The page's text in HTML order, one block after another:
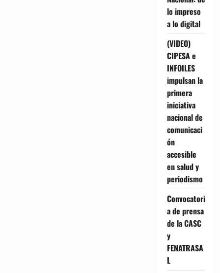
lo impreso
a lo digital
(VIDEO)
CIPESA e
INFOILES
impulsan la
primera
iniciativa
nacional de
comunicaci
ón
accesible
en salud y
periodismo
Convocatori
a de prensa
de la CASC
y
FENATRASA
L